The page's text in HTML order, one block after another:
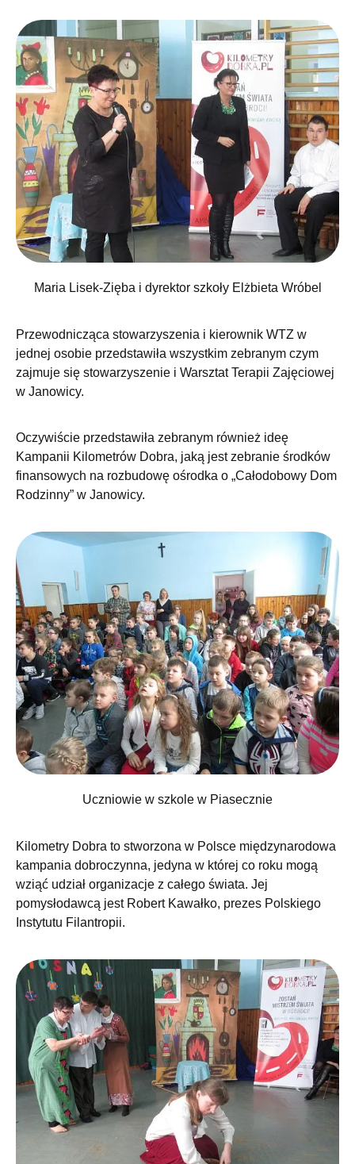
Maria Lisek-Zięba i dyrektor szkoły Elżbieta Wróbel
Przewodnicząca stowarzyszenia i kierownik WTZ w
jednej osobie przedstawiła wszystkim zebranym czym
zajmuje się stowarzyszenie i Warsztat Terapii Zajęciowej
w Janowicy.
Oczywiście przedstawiła zebranym również ideę
Kampanii Kilometrów Dobra, jaką jest zebranie środków
finansowych na rozbudowę ośrodka o „Całodobowy Dom
Rodzinny” w Janowicy.
Uczniowie w szkole w Piasecznie
Kilometry Dobra to stworzona w Polsce międzynarodowa
kampania dobroczynna, jedyna w której co roku mogą
wziąć udział organizacje z całego świata. Jej
pomysłodawcą jest Robert Kawałko, prezes Polskiego
Instytutu Filantropii.